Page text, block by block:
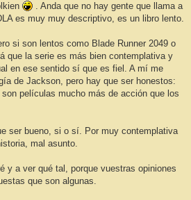
. Anda que no hay gente que llama a
es muy muy descriptivo, es un libro lento.
si son lentos como Blade Runner 2049 o
que la serie es más bien contemplativa y
en ese sentido sí que es fiel. A mí me
de Jackson, pero hay que ser honestos:
películas mucho más de acción que los
ser bueno, si o sí. Por muy contemplativa
mal asunto.
y a ver qué tal, porque vuestras opiniones
que son algunas.